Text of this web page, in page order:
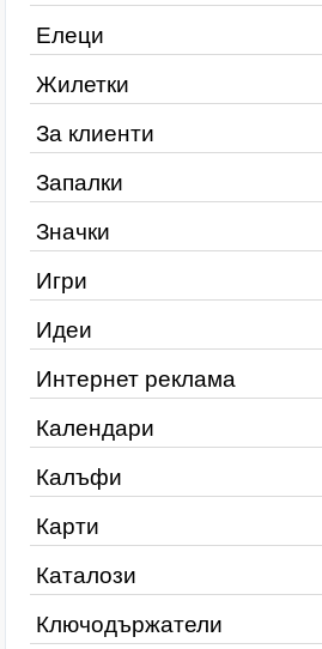
Елеци
Жилетки
За клиенти
Запалки
Значки
Игри
Идеи
Интернет реклама
Календари
Калъфи
Карти
Каталози
Ключодържатели